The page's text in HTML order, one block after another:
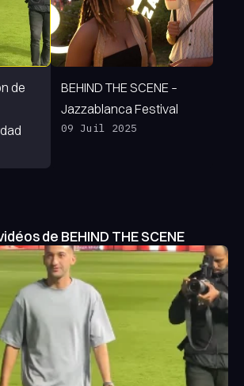
de
BEHIND THE SCENE –
Jazzablanca Festival
09 Juil 2025
de BEHIND THE SCENE